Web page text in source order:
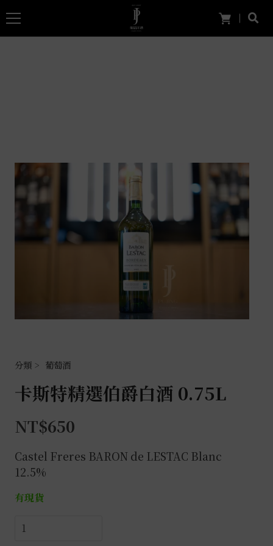
葡萄酒
卡斯特精選伯爵白酒 0.75L
NT$650
Castel Freres BARON de LESTAC Blanc
12.5%
有現貨
卡